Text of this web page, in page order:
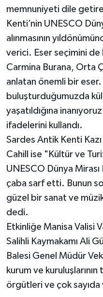
memnuniyeti dile
Kenti’nin UNESCO
alınmasının
verici. Eser seçimini de
Carmina Burana, Orta
anlatan önemli bir eser.
buluşturduğumuzda
yaşatıldığına
ifadelerini kullandı.
Sardes Antik Kenti
Cahill ise "Kültür ve
UNESCO Dünya Mirası
çaba sarf etti. Bunun
güzel bir sanat ve
dedi.
Etkinliğe Manisa Valisi
Salihli Kaymakamı Ali
Balesi Genel Müdür
kurum ve
örgütleri ve çok sayıda